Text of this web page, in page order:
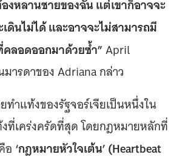
งหลานชายของฉัน แต่เขาก็อาจจะ
ดินไม่ได้ และอาจจะไม่สามารถมี
ลอดออกมาด้วยซ้ำ”April
ารดาของ Adriana กล่าว
ำแท้งของรัฐจอร์เจียเป็นหนึ่งใน
ที่เคร่งครัดที่สุด โดยกฎหมายหลักที่
อ ‘กฎหมายหัวใจเต้น’ (Heartbeat